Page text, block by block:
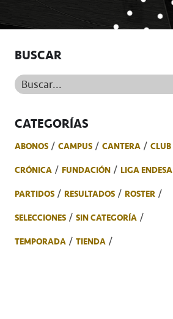
BUSCAR
Buscar...
CATEGORÍAS
ABONOS CAMPUS CANTERA
CLUB
CRÓNICA
FUNDACIÓN
LIGA ENDESA
PARTIDOS
RESULTADOS
ROSTER
SELECCIONES
SIN CATEGORÍA
TEMPORADA
TIENDA